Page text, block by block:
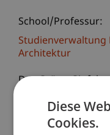
School/Professur:
Studienverwaltung
Architektur
Der Grüne Gipfel
nachhaltigen
‚Food&Shelter'
Eigenversorgung
Diese
Cookies.